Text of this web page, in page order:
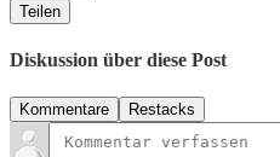
Teilen
Diskussion über diese Post
Kommentare Restacks